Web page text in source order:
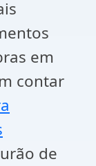
em
contar
de